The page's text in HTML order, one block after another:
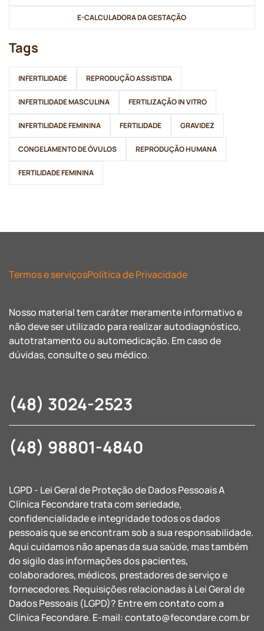
Tags
INFERTILIDADE REPRODUÇÃO ASSISTIDA
INFERTILIDADE MASCULINA FERTILIZAÇÃO IN VITRO
INFERTILIDADE FEMININA FERTILIDADE GRAVIDEZ
CONGELAMENTO DE ÓVULOS REPRODUÇÃO HUMANA
FERTILIDADE FEMININA
E-CALCULADORA DA GESTAÇÃO
Termos e serviçosPolítica de Privacidade
Nosso material tem caráter meramente informativo e
não deve ser utilizado para realizar autodiagnóstico,
autotratamento ou automedicação. Em caso de
dúvidas, consulte o seu médico.
(48) 3024-2523
(48) 98801-4840
LGPD - Lei Geral de Proteção de Dados Pessoais A
Clínica Fecondare trata com seriedade,
confidencialidade e integridade todos os dados
pessoais que se encontram sob a sua responsabilidade.
Aqui cuidamos não apenas da sua saúde, mas também
do sigilo das informações dos pacientes,
colaboradores, médicos, prestadores de serviço e
fornecedores. Requisições relacionadas à Lei Geral de
Dados Pessoais (LGPD)? Entre em contato com a
Clínica Fecondare. E-mail:contato@fecondare.com.br